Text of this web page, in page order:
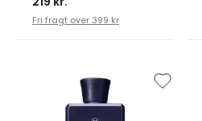
Fri fragt over 399 kr